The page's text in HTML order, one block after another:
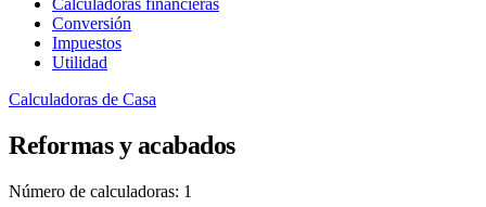
Calculadoras financieras
Conversión
Impuestos
Utilidad
Calculadoras de Casa
Reformas y acabados
Número de calculadoras: 1